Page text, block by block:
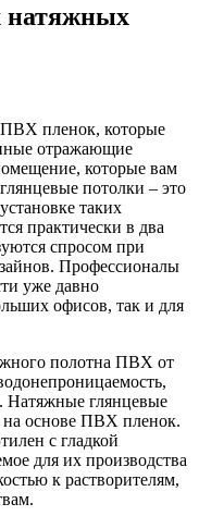
натяжных
ПВХ пленок, которые
отражающие
которые вам
потолки – это
таких
практически в два
спросом при
Профессионалы
уже давно
офисов, так и для
полотна ПВХ от
Натяжные глянцевые
на основе ПВХ пленок.
с гладкой
для их производства
к растворителям,